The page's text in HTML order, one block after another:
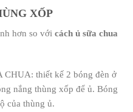
XỐP
hơn so với cách ủ sữa chua
thiết kế 2 bóng đèn ở
nắng thùng xốp để ủ. Bóng
của thùng ủ.